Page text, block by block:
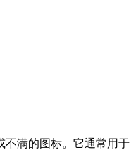
不满的图标。它通常用于